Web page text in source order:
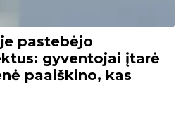
pastebėjo
gyventojai įtarė
paaiškino, kas